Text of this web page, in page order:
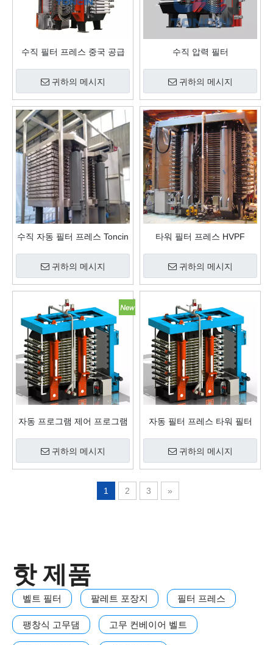
수직 필터 프레스 중국 공급
귀하의 메시지
수직 압력 필터
귀하의 메시지
수직 자동 필터 프레스 Toncin
귀하의 메시지
타워 필터 프레스 HVPF
귀하의 메시지
자동 프로그램 제어 프로그램
귀하의 메시지
자동 필터 프레스 타워 필터
귀하의 메시지
1 2 3 »
핫 제품
벨트 필터 팔레트 포장지 필터 프레스
팽창식 고무댐 고무 컨베이어 벨트